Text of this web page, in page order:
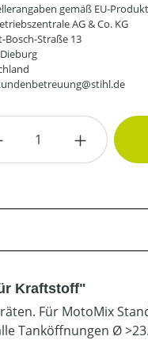
gemäß EU-
AG & Co. KG
Bosch-Straße 13
Anzahl:
Kraftstoff"
Für MotoMix
Tanköffnungen Ø